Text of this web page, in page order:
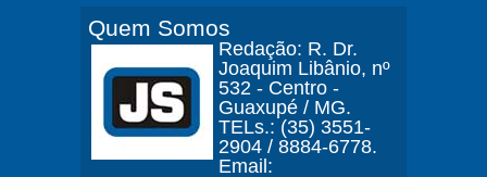
Quem Somos
Redação: R. Dr.
Joaquim Libânio, nº
532 - Centro -
Guaxupé / MG.
TELs.: (35) 3551-
2904 / 8884-6778.
Email: